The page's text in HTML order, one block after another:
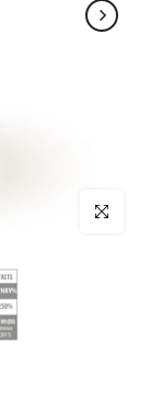
klicken